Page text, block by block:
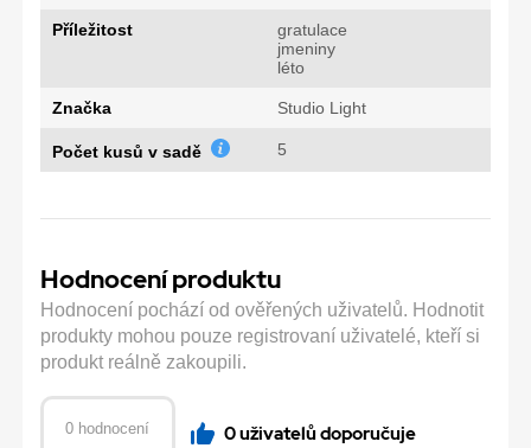
Příležitost
gratulace
jmeniny
léto
Značka Studio Light
Počet kusů v sadě 5
Hodnocení produktu
Hodnocení pochází od ověřených uživatelů. Hodnotit
produkty mohou pouze registrovaní uživatelé, kteří si
produkt reálně zakoupili.
0 hodnocení 0 uživatelů doporučuje